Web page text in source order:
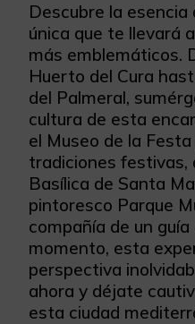
Descubre la esencia
única que te llevará
más emblemáticos.
Huerto del Cura
del Palmeral,
cultura de esta
el Museo de la
tradiciones festivas,
Basílica de Santa
pintoresco Parque
compañía de un
momento, esta
perspectiva
ahora y déjate
esta ciudad